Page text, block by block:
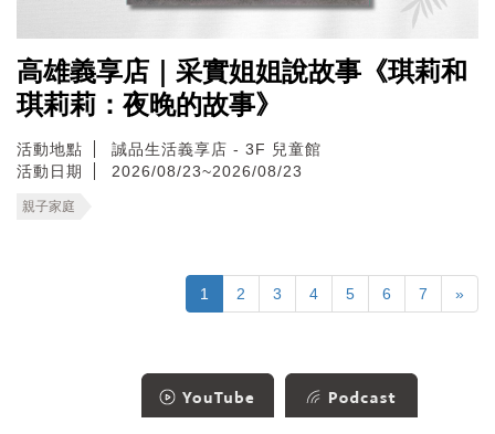
高雄義享店｜采實姐姐說故事《琪莉和
琪莉莉：夜晚的故事》
活動地點
誠品生活義享店 - 3F 兒童館
活動日期
2026/08/23~2026/08/23
親子家庭
1 2 3 4 5 6 7 »